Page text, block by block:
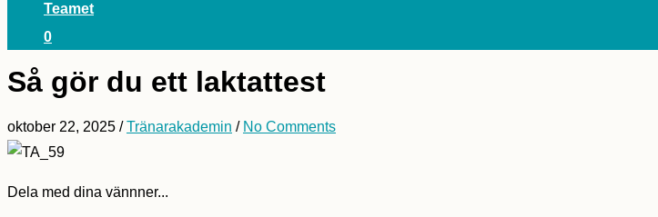
Teamet
0
Så gör du ett laktattest
oktober 22, 2025 /Tränarakademin / No Comments
Dela med dina vännner...